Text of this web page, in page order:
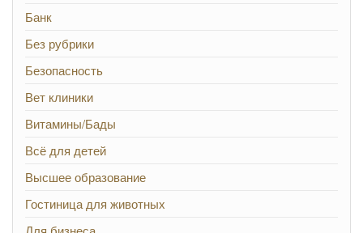
Банк
Без рубрики
Безопасность
Вет клиники
Витамины/Бады
Всё для детей
Высшее образование
Гостиница для животных